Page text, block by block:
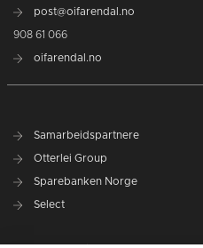
post@oifarendal.no
908 61 066
oifarendal.no
Samarbeidspartnere
Otterlei Group
Sparebanken Norge
Select